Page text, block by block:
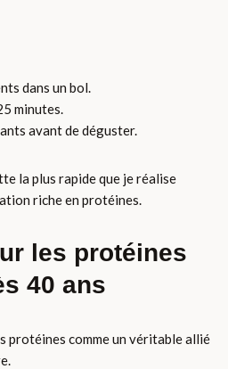
dans un bol.
minutes.
avant de déguster.
la plus rapide que je réalise
riche en protéines.
les protéines
40 ans
protéines comme un véritable allié